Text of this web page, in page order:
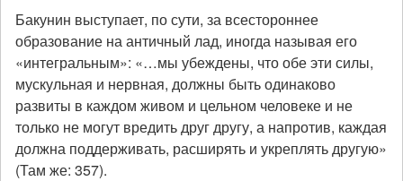
Бакунин выступает, по сути, за всестороннее
образование на античный лад, иногда называя его
«интегральным»: «…мы убеждены, что обе эти силы,
мускульная и нервная, должны быть одинаково
развиты в каждом живом и цельном человеке и не
только не могут вредить друг другу, а напротив, каждая
должна поддерживать, расширять и укреплять другую»
(Там же: 357).